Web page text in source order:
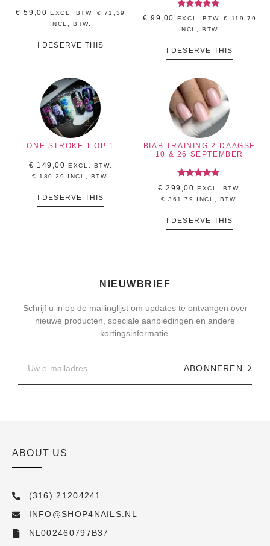
€ 59,00 EXCL. BTW. € 71,39
INCL, BTW.
I DESERVE THIS
Gewaardeerd
5.00
uit 5
€ 99,00 EXCL. BTW.€
119,79
INCL, BTW.
I DESERVE THIS
ONE STROKE 1 OP 1
€ 149,00 EXCL. BTW.
€ 180,29 INCL, BTW.
I DESERVE THIS
BIAB TRAINING 2-DAAGSE
10 & 26 SEPTEMBER
Gewaardeerd
5.00
uit 5
€ 299,00 EXCL. BTW.
€ 361,79 INCL, BTW.
I DESERVE THIS
NIEUWBRIEF
Schrijf u in op de mailinglijst om updates te ontvangen over
nieuwe producten, speciale aanbiedingen en andere
kortingsinformatie.
ABONNEREN
ABOUT US
(316) 21204241
INFO@SHOP4NAILS.NL
NL002460797B37